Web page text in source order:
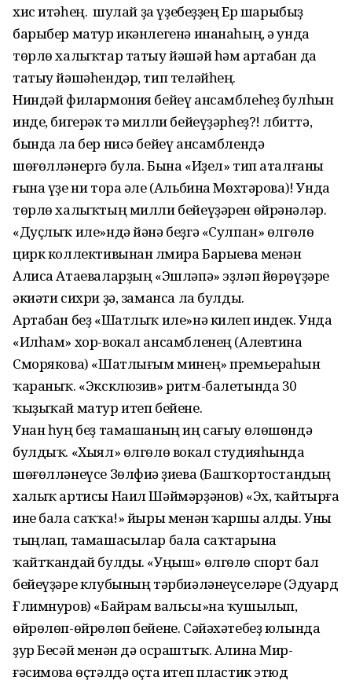
хис итәһең. Ә шулай ҙа үҙебеҙҙең Ер шарыбыҙ
барыбер матур икәнлегенә инанаһың, ә унда
төрлө халыҡтар татыу йәшәй һәм артабан да
татыу йәшәһендәр, тип теләйһең.
Ниндәй филармония бейеү ансамблеһеҙ булһын
инде, бигерәк тә милли бейеүҙәрһеҙ?! Әлбиттә,
бында ла бер нисә бейеү ансамблендә
шөғөлләнергә була. Бына «Иҙел» тип аталғаны
ғына үҙе ни тора әле (Альбина Мөхтәрова)! Унда
төрлө халыҡтың милли бейеүҙәрен өйрәнәләр.
«Дуҫлыҡ иле»ндә йәнә беҙгә «Сулпан» өлгөлө
цирк коллективынан Әлмира Барыева менән
Алиса Атаеваларҙың «Эшләпә» эҙләп йөрөүҙәре
әкиәти сихри ҙә, заманса ла булды.
Артабан беҙ «Шатлыҡ иле»нә килеп индек. Унда
«Илһам» хор-вокал ансамбленең (Алевтина
Сморякова) «Шатлығым минең» премье­раһын
ҡараныҡ. «Эксклюзив» ритм-ба­летында 30
ҡыҙыҡай матур итеп бейене.
Унан һуң беҙ тамашаның иң сағыу өлөшөндә
булдыҡ. «Хыял» өлгөлө вокал студияһында
шөғөлләнеүсе Зөлфиә Әҙиева (Баш­ҡортостандың
халыҡ артисы Наил Шәймәр­ҙәнов) «Эх, ҡайтырға
ине бала саҡҡа!» йыры менән ҡаршы алды. Уны
тыңлап, тамашасылар бала саҡтарына
ҡайтҡан­дай булды. «Уңыш» өлгөлө спорт бал
бейеүҙәре клубының тәрбиәләнеүселәре (Эдуард
Ғлимнуров) «Байрам вальсы»на ҡушылып,
өйрөлөп-өйрөлөп бейене. Сәйәхәтебеҙ юлын­да
ҙур Бесәй менән дә осраштыҡ. Алина Мир­
ғәсимова өҫтәлдә оҫта итеп пластик этюд